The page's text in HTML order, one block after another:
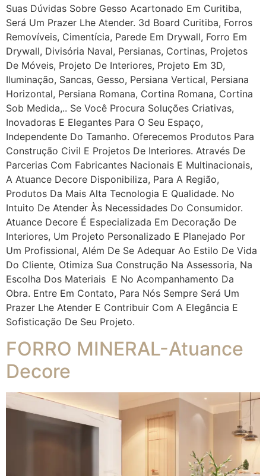
Suas Dúvidas Sobre Gesso Acartonado Em Curitiba,
Será Um Prazer Lhe Atender. 3d Board Curitiba, Forros
Removíveis, Cimentícia, Parede Em Drywall, Forro Em
Drywall, Divisória Naval, Persianas, Cortinas, Projetos
De Móveis, Projeto De Interiores, Projeto Em 3D,
Iluminação, Sancas, Gesso, Persiana Vertical, Persiana
Horizontal, Persiana Romana, Cortina Romana, Cortina
Sob Medida,.. Se Você Procura Soluções Criativas,
Inovadoras E Elegantes Para O Seu Espaço,
Independente Do Tamanho. Oferecemos Produtos Para
Construção Civil E Projetos De Interiores. Através De
Parcerias Com Fabricantes Nacionais E Multinacionais,
A Atuance Decore Disponibiliza, Para A Região,
Produtos Da Mais Alta Tecnologia E Qualidade. No
Intuito De Atender Às Necessidades Do Consumidor.
Atuance Decore É Especializada Em Decoração De
Interiores, Um Projeto Personalizado E Planejado Por
Um Profissional, Além De Se Adequar Ao Estilo De Vida
Do Cliente, Otimiza Sua Construção Na Assessoria, Na
Escolha Dos Materiais E No Acompanhamento Da
Obra. Entre Em Contato, Para Nós Sempre Será Um
Prazer Lhe Atender E Contribuir Com A Elegância E
Sofisticação De Seu Projeto.
FORRO MINERAL-Atuance
Decore